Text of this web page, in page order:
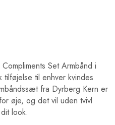
Set Armbånd i
tilføjelse til enhver kvindes
fra Dyrberg Kern er
øje, og det vil uden tvivl
look.